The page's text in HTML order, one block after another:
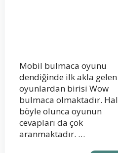
Mobil bulmaca oyunu
dendiğinde ilk akla gelen
oyunlardan birisi Wow
bulmaca olmaktadır. Hal
böyle olunca oyunun
cevapları da çok
aranmaktadır. …